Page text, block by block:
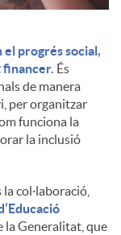
el progrés social,
financer. És
de manera
per organitzar
funciona la
la inclusió
col·laboració,
la Generalitat, que